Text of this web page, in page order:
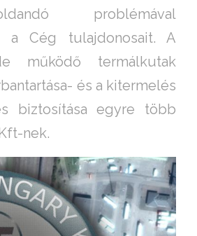
problémával
a Cég tulajdonosait. A
működő termálkutak
és a kitermelés
biztosítása egyre több
nek.